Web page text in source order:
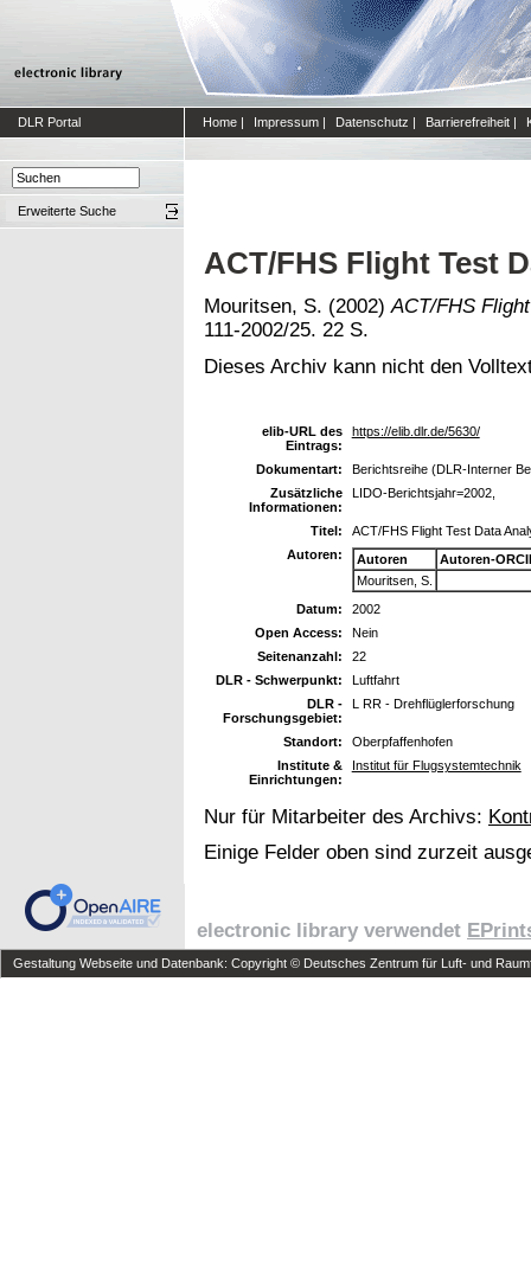
DLR Portal Home | Impressum | Datenschutz | Barrierefreiheit |
Erweiterte Suche
ACT/FHS Flight Test
Mouritsen, S. (2002) ACT/FHS
111-2002/25. 22 S.
Dieses Archiv kann nicht den
elib-URL des
Eintrags:
https://elib.dlr.de/5630/
Dokumentart:
Berichtsreihe (DLR-Interner
Zusätzliche
Informationen:
LIDO-Berichtsjahr=2002,
Titel:
ACT/FHS Flight Test Data
Autoren:
Autoren
Autoren-
Mouritsen, S.
Datum:
2002
Open Access:
Nein
Seitenanzahl:
22
DLR - Schwerpunkt:
Luftfahrt
DLR -
Forschungsgebiet:
L RR - Drehflüglerforschung
Standort:
Oberpfaffenhofen
Institute &
Einrichtungen:
Institut für Flugsystemtechnik
Nur für Mitarbeiter des Archivs:
Einige Felder oben sind zurzeit
electronic library verwendet
Gestaltung Webseite und Datenbank: Copyright © Deutsches Zentrum für Luft- und